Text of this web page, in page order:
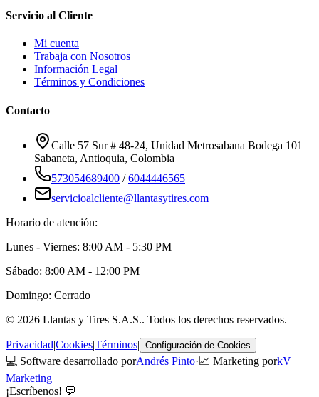
Servicio al Cliente
Mi cuenta
Trabaja con Nosotros
Información Legal
Términos y Condiciones
Contacto
Calle 57 Sur # 48-24, Unidad Metrosabana Bodega 101
Sabaneta, Antioquia, Colombia
573054689400 /6044446565
servicioalcliente@llantasytires.com
Horario de atención:
Lunes - Viernes: 8:00 AM - 5:30 PM
Sábado: 8:00 AM - 12:00 PM
Domingo: Cerrado
© 2026 Llantas y Tires S.A.S.. Todos los derechos reservados.
Privacidad|Cookies|Términos| Configuración de Cookies
💻 Software desarrollado porAndrés Pinto·📈 Marketing porkV
Marketing
¡Escríbenos! 💬